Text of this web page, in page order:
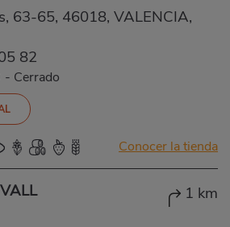
63-65, 46018, VALENCIA,
82
- Cerrado
Conocer la tienda
1 km